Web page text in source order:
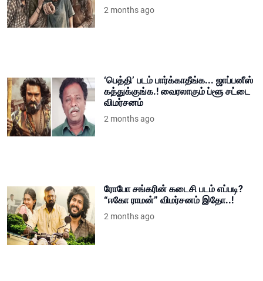
2 months ago
‘பெத்தி’ படம் பார்க்காதீங்க... ஜாப்பனீஸ்
கத்துக்குங்க.! வைரலாகும் ப்ளூ சட்டை
விமர்சனம்
2 months ago
ரோபோ சங்கரின் கடைசி படம் எப்படி?
“ஈகோ ராமன்” விமர்சனம் இதோ..!
2 months ago